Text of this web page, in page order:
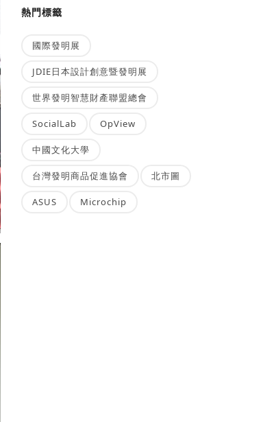
熱門標籤
國際發明展
JDIE日本設計創意暨發明展
世界發明智慧財產聯盟總會
SocialLab OpView
中國文化大學
台灣發明商品促進協會 北市圖
ASUS Microchip